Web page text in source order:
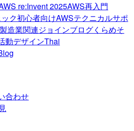
re:Invent 2025AWS再入門
ク初心者向けAWSテクニカルサポ
製造業関連ジョインブログくらめそ
動デザインThai
合わせ